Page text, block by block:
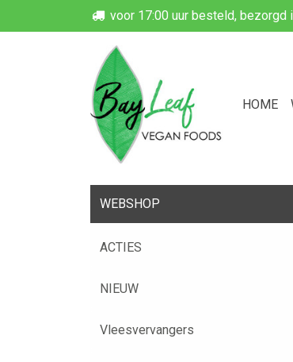
voor 17:00 uur besteld, bezorgd
HOME
WEBSHOP
ACTIES
NIEUW
Vleesvervangers